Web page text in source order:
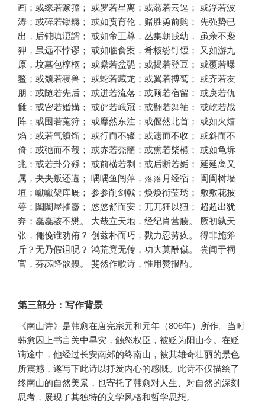
画；或缭若篆籀； 或罗若星离；或蓊若云逗； 或浮若波
涛；或碎若锄耨； 或如贲育伦，赌胜勇前购； 先强势已
出，后钝嗔浢譳； 或如帝王尊，丛集朝贱幼， 虽亲不亵
狎，虽远不悖谬； 或如临食案，肴核纷饤饾； 又如游九
原，坟墓包椁柩； 或纍若盆甖；或揭若登豆； 或覆若曝
鳖；或颓若寝兽； 或蛇若藏龙；或翼若搏鹫； 或齐若友
朋；或随若先后； 或迸若流落；或顾若宿留； 或戾若仇
雠；或密若婚媾； 或俨若峨冠；或翻若舞袖； 或屹若战
阵；或围若蒐狩； 或靡然东注；或偃然北首； 或如火熺
焰；或若气饙馏； 或行而不辍；或遗而不收； 或斜而不
倚；或弛而不彀； 或赤若秃鬝；或熏若柴槱； 或如龟坼
兆；或若卦分繇； 或前横若剥；或后断若姤； 延延离又
属，夬夬叛还遘； 喁喁鱼闯萍，落落月经宿； 訚訚树墙
垣；巘巘架库厩； 参参削剑戟；焕焕衔莹琇； 敷敷花披
萼；闟闟屋摧霤； 悠悠舒而安；兀兀狂以狃； 超超出犹
奔；蠢蠢骇不懋。 大哉立天地，经纪肖营腠。 厥初孰天
张，僶俛谁劝侑？ 创兹朴而巧，戮力忍劳疚。 得非施斧
斤？无乃假诅呪？ 鸿荒竟无传，功大莫酬僦。 尝闻于祠
官，芬苾降歆齅。 斐然作歌诗，惟用赞报酭。
第三部分：写作背景
《南山诗》是韩愈在唐宪宗元和元年（806年）所作。当时
韩愈因上书言关中旱灾，触怒权臣，被贬为阳山令。在贬
谪途中，他经过长安南郊的终南山，被其雄奇壮丽的景色
所震撼，遂写下此诗以抒发内心的感慨。此诗不仅描绘了
终南山的自然美景，也寄托了韩愈对人生、对自然的深刻
思考，展现了其独特的文学风格和哲学思想。